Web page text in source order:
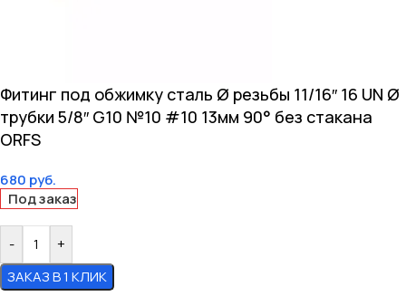
Фитинг под обжимку сталь Ø резьбы 11/16″ 16 UN Ø
трубки 5/8″ G10 №10 #10 13мм 90° без стакана
ORFS
680 руб.
Под заказ
-
+
ЗАКАЗ В 1 КЛИК